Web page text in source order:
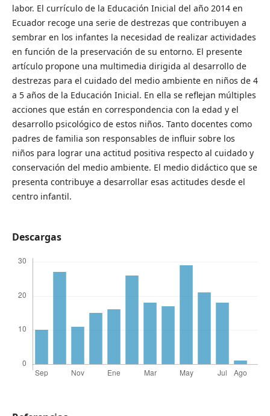
labor. El currículo de la Educación Inicial del año 2014 en
Ecuador recoge una serie de destrezas que contribuyen a
sembrar en los infantes la necesidad de realizar actividades
en función de la preservación de su entorno. El presente
artículo propone una multimedia dirigida al desarrollo de
destrezas para el cuidado del medio ambiente en niños de 4
a 5 años de la Educación Inicial. En ella se reflejan múltiples
acciones que están en correspondencia con la edad y el
desarrollo psicológico de estos niños. Tanto docentes como
padres de familia son responsables de influir sobre los
niños para lograr una actitud positiva respecto al cuidado y
conservación del medio ambiente. El medio didáctico que se
presenta contribuye a desarrollar esas actitudes desde el
centro infantil.
Descargas